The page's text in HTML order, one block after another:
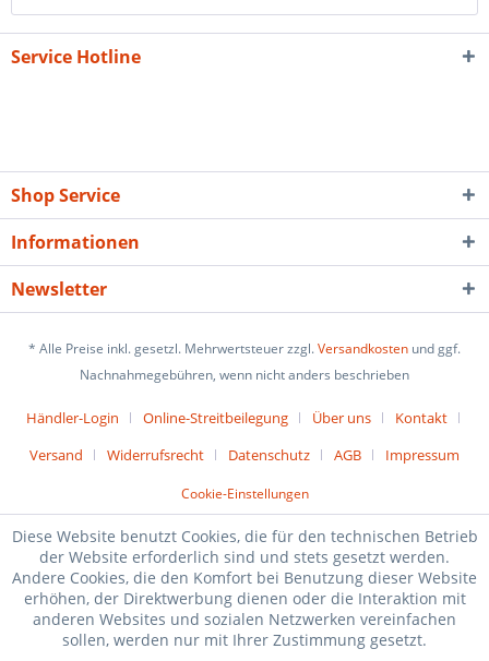
Service Hotline
Shop Service
Informationen
Newsletter
* Alle Preise inkl. gesetzl. Mehrwertsteuer zzgl.Versandkosten und ggf.
Nachnahmegebühren, wenn nicht anders beschrieben
Händler-Login Online-Streitbeilegung Über uns
Kontakt
Versand
Widerrufsrecht Datenschutz AGB Impressum
Cookie-Einstellungen
Diese Website benutzt Cookies, die für den technischen Betrieb
der Website erforderlich sind und stets gesetzt werden.
Andere Cookies, die den Komfort bei Benutzung dieser Website
erhöhen, der Direktwerbung dienen oder die Interaktion mit
anderen Websites und sozialen Netzwerken vereinfachen
sollen, werden nur mit Ihrer Zustimmung gesetzt.